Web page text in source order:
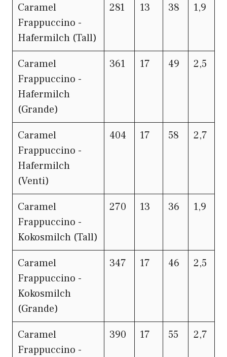
Caramel
Frappuccino -
Hafermilch (Tall)
281 13 38 1,9
Caramel
Frappuccino -
Hafermilch
(Grande)
361 17 49 2,5
Caramel
Frappuccino -
Hafermilch
(Venti)
404 17 58 2,7
Caramel
Frappuccino -
Kokosmilch (Tall)
270 13 36 1,9
Caramel
Frappuccino -
Kokosmilch
(Grande)
347 17 46 2,5
Caramel
Frappuccino -
390 17 55 2,7